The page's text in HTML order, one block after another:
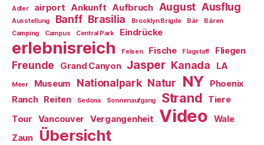
Adler airport Ankunft Aufbruch August Ausflug
Ausstellung Banff Brasilia Brooklyn Brigde Bär
Bären
Camping
Campus Central Park Eindrücke
erlebnisreich Felsen Fische Flagstaff Fliegen
Freunde Grand Canyon Jasper Kanada LA
Meer Museum Nationalpark Natur NY
Phoenix
Ranch Reiten Sedona Sonnenaufgang Strand
Tiere
Tour
Vancouver Vergangenheit Video
Wale
Zaun
Übersicht